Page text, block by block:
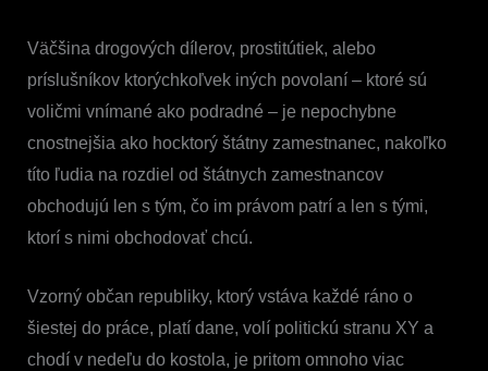
Väčšina drogových dílerov, prostitútiek, alebo
príslušníkov ktorýchkoľvek iných povolaní – ktoré sú
voličmi vnímané ako podradné – je nepochybne
cnostnejšia ako hocktorý štátny zamestnanec, nakoľko
títo ľudia na rozdiel od štátnych zamestnancov
obchodujú len s tým, čo im právom patrí a len s tými,
ktorí s nimi obchodovať chcú.
Vzorný občan republiky, ktorý vstáva každé ráno o
šiestej do práce, platí dane, volí politickú stranu XY a
chodí v nedeľu do kostola, je pritom omnoho viac